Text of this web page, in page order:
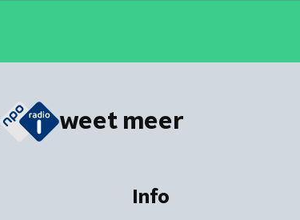
weet meer
Info